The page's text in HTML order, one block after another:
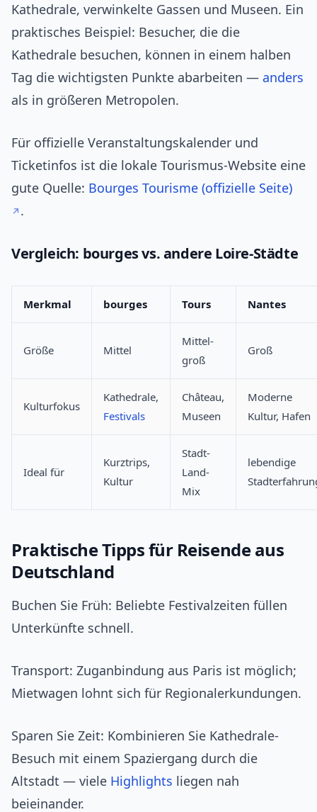
Kathedrale, verwinkelte Gassen und Museen. Ein
praktisches Beispiel: Besucher, die die
Kathedrale besuchen, können in einem halben
Tag die wichtigsten Punkte abarbeiten — anders
als in größeren Metropolen.
Für offizielle Veranstaltungskalender und
Ticketinfos ist die lokale Tourismus-Website eine
gute Quelle: Bourges Tourisme (offizielle Seite)
.
Vergleich: bourges vs. andere Loire-Städte
Merkmal bourges Tours Nantes
Größe Mittel
Mittel-
groß
Groß
Kulturfokus
Kathedrale,
Festivals
Château,
Museen
Moderne
Kultur, Hafen
Ideal für
Kurztrips,
Kultur
Stadt-
Land-
Mix
lebendige
Praktische Tipps für Reisende aus
Deutschland
Buchen Sie Früh: Beliebte Festivalzeiten füllen
Unterkünfte schnell.
Transport: Zuganbindung aus Paris ist möglich;
Mietwagen lohnt sich für Regionalerkundungen.
Sparen Sie Zeit: Kombinieren Sie Kathedrale-
Besuch mit einem Spaziergang durch die
Altstadt — viele Highlights liegen nah
beieinander.